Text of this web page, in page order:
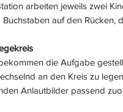
arbeiten jeweils zwei
auf den Rücken,
die Aufgabe
an den Kreis zu
Anlautbilder passend